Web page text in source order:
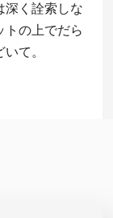
深く詮索しな
トの上でだら
て。